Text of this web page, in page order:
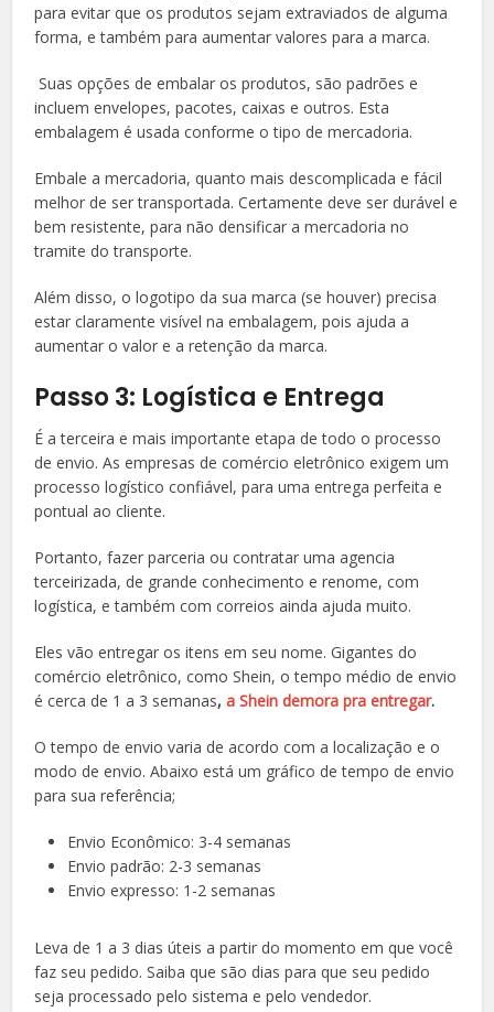
para evitar que os produtos sejam extraviados de alguma
forma, e também para aumentar valores para a marca.
Suas opções de embalar os produtos, são padrões e
incluem envelopes, pacotes, caixas e outros. Esta
embalagem é usada conforme o tipo de mercadoria.
Embale a mercadoria, quanto mais descomplicada e fácil
melhor de ser transportada. Certamente deve ser durável e
bem resistente, para não densificar a mercadoria no
tramite do transporte.
Além disso, o logotipo da sua marca (se houver) precisa
estar claramente visível na embalagem, pois ajuda a
aumentar o valor e a retenção da marca.
Passo 3: Logística e Entrega
É a terceira e mais importante etapa de todo o processo
de envio. As empresas de comércio eletrônico exigem um
processo logístico confiável, para uma entrega perfeita e
pontual ao cliente.
Portanto, fazer parceria ou contratar uma agencia
terceirizada, de grande conhecimento e renome, com
logística, e também com correios ainda ajuda muito.
Eles vão entregar os itens em seu nome. Gigantes do
comércio eletrônico, como Shein, o tempo médio de envio
é cerca de 1 a 3 semanas,a Shein demora pra entregar.
O tempo de envio varia de acordo com a localização e o
modo de envio. Abaixo está um gráfico de tempo de envio
para sua referência;
Envio Econômico: 3-4 semanas
Envio padrão: 2-3 semanas
Envio expresso: 1-2 semanas
Leva de 1 a 3 dias úteis a partir do momento em que você
faz seu pedido. Saiba que são dias para que seu pedido
seja processado pelo sistema e pelo vendedor.